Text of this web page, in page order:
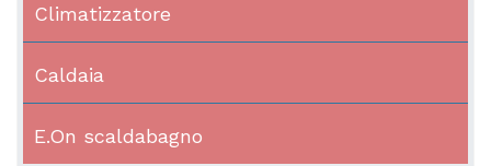
Climatizzatore
Caldaia
E.On scaldabagno